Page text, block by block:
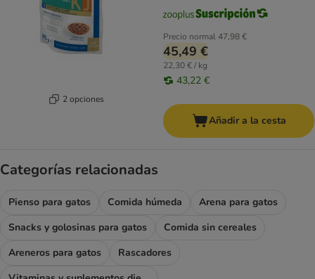
2 opciones
Precio normal47,98 €
45,49 €
22,30 € / kg
43,22 €
Añadir a la cesta
Categorías relacionadas
Pienso para gatos Comida húmeda
Arena para gatos
Snacks y golosinas para gatos
Comida sin cereales
Areneros para gatos
Rascadores